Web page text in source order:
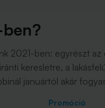
2021-ben: egyrészt
keresletre, a
januártól akár
Promóció